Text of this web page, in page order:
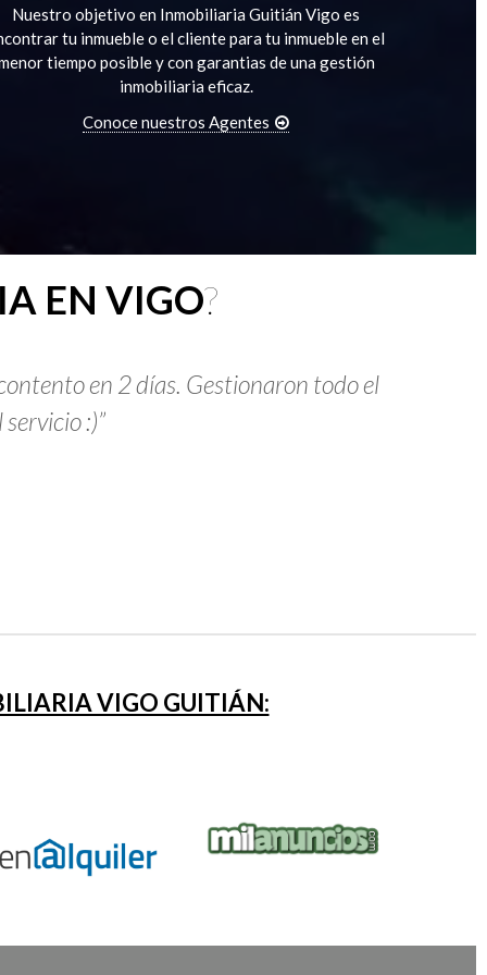
Nuestro objetivo en Inmobiliaria Guitián Vigo es
tu inmueble o el cliente para tu inmueble en el
tiempo posible y con garantias de una gestión
inmobiliaria eficaz.
Conoce nuestros Agentes
EN VIGO?
en 2 días. Gestionaron todo el
:)”
VIGO GUITIÁN: